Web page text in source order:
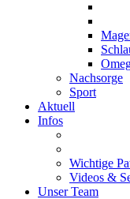
Nachsorge
Sport
Aktuell
Infos
Wichtige
Videos &
Unser Team